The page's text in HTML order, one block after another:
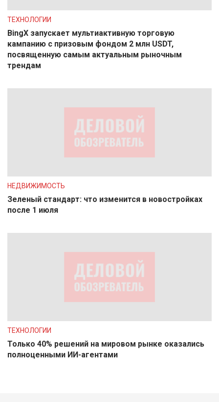
ТЕХНОЛОГИИ
BingX запускает мультиактивную торговую
кампанию с призовым фондом 2 млн USDT,
посвященную самым актуальным рыночным
трендам
НЕДВИЖИМОСТЬ
Зеленый стандарт: что изменится в новостройках
после 1 июля
ТЕХНОЛОГИИ
Только 40% решений на мировом рынке оказались
полноценными ИИ-агентами